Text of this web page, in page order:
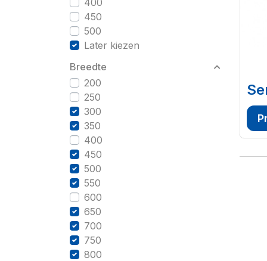
400
450
500
Later kiezen
Breedte
200
250
300
350
400
450
500
550
600
650
700
750
800